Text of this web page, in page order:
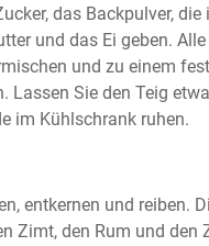
das Backpulver, die
und das Ei geben.
und zu einem
Lassen Sie den Teig
im Kühlschrank ruhen.
entkernen und reiben.
Zimt, den Rum und den